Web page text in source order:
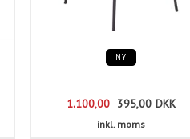
NY
1.100,00 395,00 DKK
inkl. moms